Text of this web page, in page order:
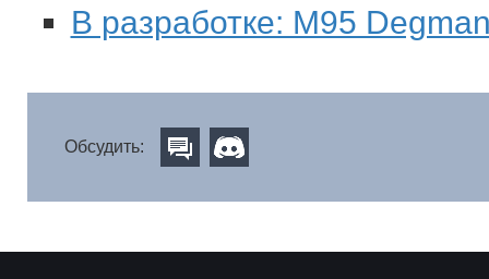
В разработке: M95
Обсудить: